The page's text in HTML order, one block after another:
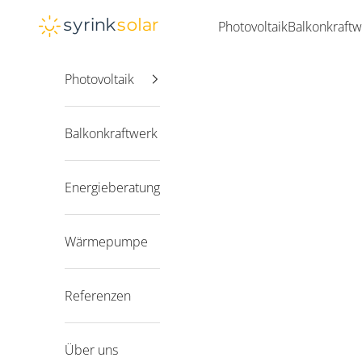
Syrink
Photovoltaik
Photovoltaik
Balkonkraftwerk
Energieberatung
Wärmepumpe
Referenzen
Über uns